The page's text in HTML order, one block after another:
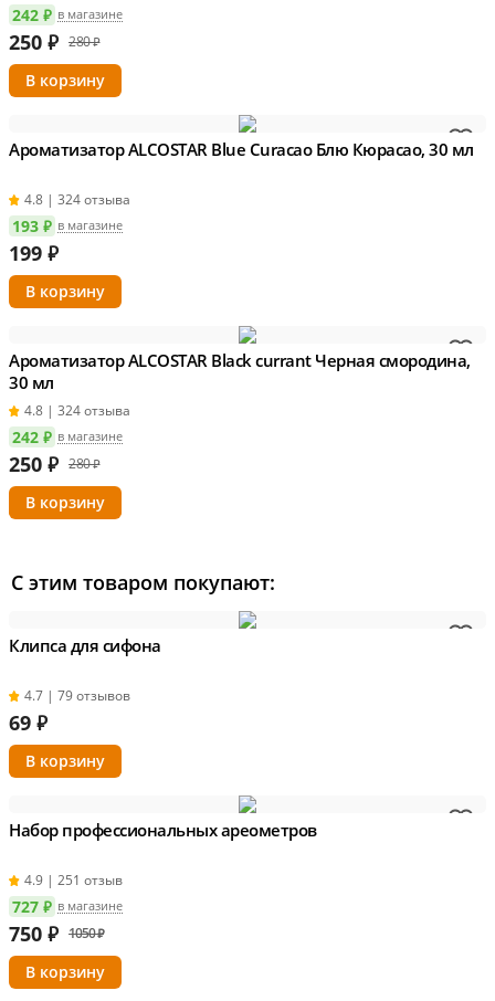
242 ₽ в магазине
250 ₽ 280 ₽
Ароматизатор ALCOSTAR Blue Curacao Блю Кюрасао, 30 мл
4.8 | 324 отзыва
193 ₽ в магазине
199 ₽
Ароматизатор ALCOSTAR Black currant Черная смородина,
30 мл
4.8 | 324 отзыва
242 ₽ в магазине
250 ₽ 280 ₽
С этим товаром покупают:
Клипса для сифона
4.7 | 79 отзывов
69 ₽
Набор профессиональных ареометров
4.9 | 251 отзыв
727 ₽ в магазине
750 ₽ 1050 ₽